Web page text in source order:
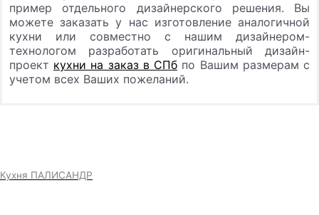
пример отдельного дизайнерского решения. Вы
можете заказать у нас изготовление аналогичной
кухни или совместно с нашим дизайнером-
технологом разработать оригинальный дизайн-
проект кухни на заказ в СПб по Вашим размерам с
учетом всех Ваших пожеланий.
Кухня ПАЛИСАНДР